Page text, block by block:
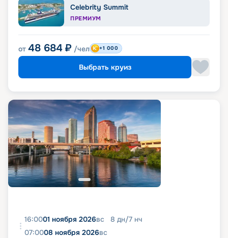
Celebrity Summit
ПРЕМИУМ
от 48 684 ₽ /чел +1 000
Выбрать круиз
16:0001 ноября 2026вс 8 дн/7 нч
07:0008 ноября 2026вс